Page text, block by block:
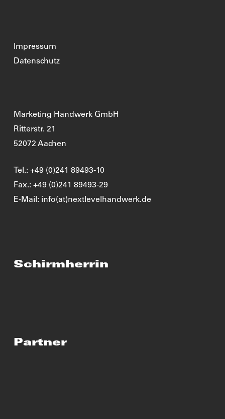
Impressum
Datenschutz
Marketing Handwerk GmbH
Ritterstr. 21
52072 Aachen
Tel.: +49 (0)241 89493-10
Fax.: +49 (0)241 89493-29
E-Mail: info(at)nextlevelhandwerk.de
Schirmherrin
Partner